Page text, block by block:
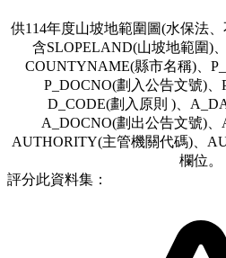
供114年度山坡地範圍圖(水保法
含SLOPELAND(山坡地範圍)
COUNTYNAME(縣市名稱)、
P_DOCNO(劃入公告文號)、
D_CODE(劃入原則 )、
A_DOCNO(劃出公告文號)、
AUTHORITY(主管機關代碼)、
欄位。
評分此資料集：